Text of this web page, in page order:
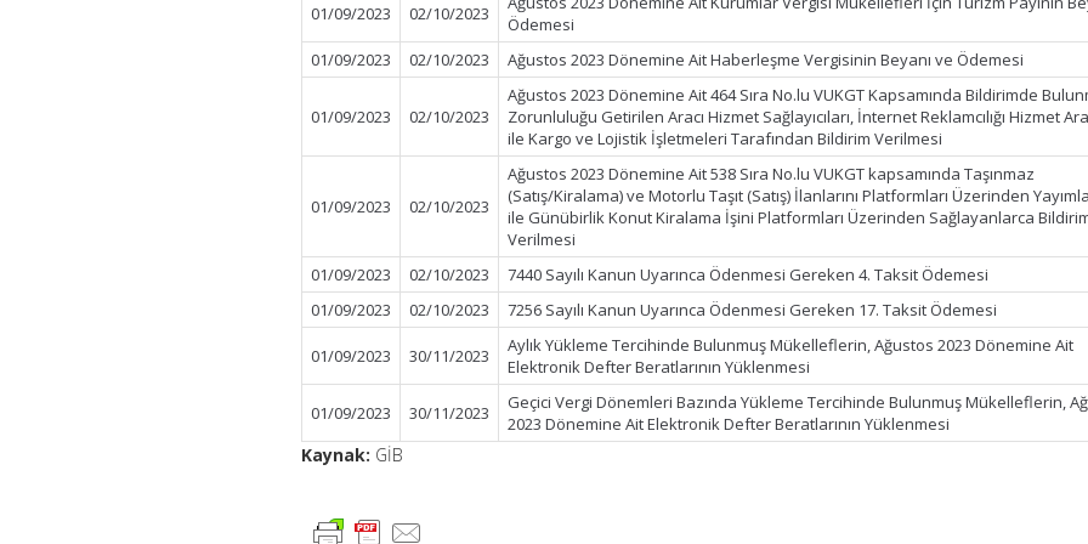
01/09/2023 02/10/2023
Ödemesi
01/09/2023
02/10/2023 Ağustos 2023 Dönemine Ait Haberleşme Vergisinin Beyanı ve Ödemesi
01/09/2023 02/10/2023
Ağustos 2023 Dönemine Ait 464 Sıra No.lu VUKGT Kapsamında Bildirimde
Zorunluluğu Getirilen Aracı Hizmet Sağlayıcıları, İnternet Reklamcılığı Hizmet
ile Kargo ve Lojistik İşletmeleri Tarafından Bildirim Verilmesi
01/09/2023 02/10/2023
Ağustos 2023 Dönemine Ait 538 Sıra No.lu VUKGT kapsamında Taşınmaz
(Satış/Kiralama) ve Motorlu Taşıt (Satış) İlanlarını Platformları Üzerinden
ile Günübirlik Konut Kiralama İşini Platformları Üzerinden Sağlayanlarca
Verilmesi
01/09/2023
02/10/2023
7440 Sayılı Kanun Uyarınca Ödenmesi Gereken 4. Taksit Ödemesi
01/09/2023
02/10/2023 7256 Sayılı Kanun Uyarınca Ödenmesi Gereken 17. Taksit Ödemesi
01/09/2023 30/11/2023
Aylık Yükleme Tercihinde Bulunmuş Mükelleflerin, Ağustos 2023 Dönemine Ait
Elektronik Defter Beratlarının Yüklenmesi
01/09/2023 30/11/2023
Geçici Vergi Dönemleri Bazında Yükleme Tercihinde Bulunmuş Mükelleflerin,
2023 Dönemine Ait Elektronik Defter Beratlarının Yüklenmesi
Kaynak: GİB